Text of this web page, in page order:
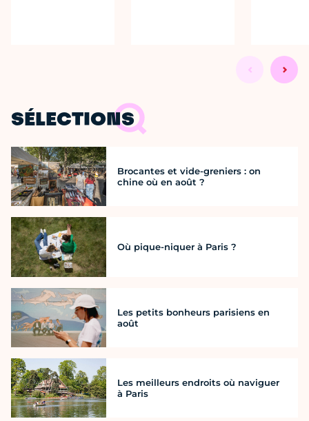
SÉLECTIONS
Brocantes et vide-greniers : on
chine où en août ?
Où pique-niquer à Paris ?
Les petits bonheurs parisiens en
août
Les meilleurs endroits où naviguer
à Paris